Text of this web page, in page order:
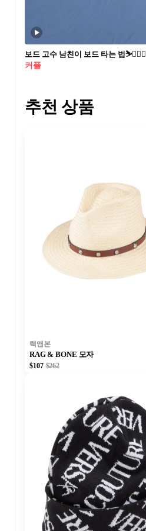
보드 고수 남친이 보드 타는 법⛷️👩‍❤️‍👨
커플
추천 상품
랙앤본
RAG & BONE 모자
$107 $262